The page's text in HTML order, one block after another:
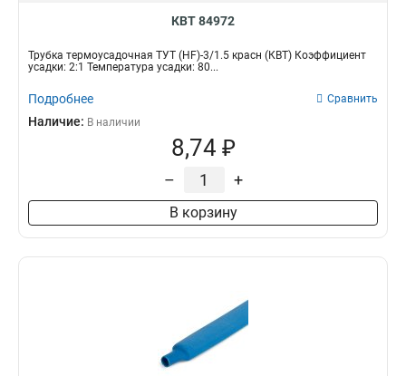
КВТ 84972
Трубка термоусадочная ТУТ (HF)-3/1.5 красн (КВТ) Коэффициент
усадки: 2:1 Температура усадки: 80...
Подробнее Сравнить
Наличие: В наличии
8,74 ₽
– +
В корзину